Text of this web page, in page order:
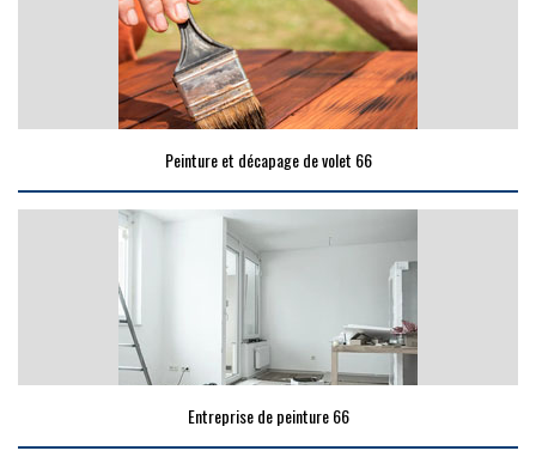
Peinture et décapage de volet 66
Entreprise de peinture 66